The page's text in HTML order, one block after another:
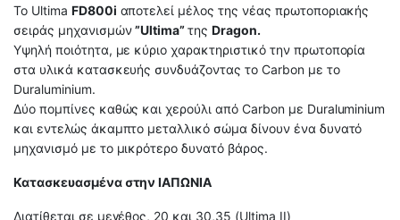
Το Ultima FD800i αποτελεί μέλος της νέας πρωτοποριακής
σειράς μηχανισμών”Ultima”τηςDragon.
Υψηλή ποιότητα, με κύριο χαρακτηριστικό την πρωτοπορία
στα υλικά κατασκευής συνδυάζοντας το Carbon με το
Duraluminium.
Δύο πομπίνες καθώς και χερούλι από Carbon με Duraluminium
και εντελώς άκαμπτο μεταλλικό σώμα δίνουν ένα δυνατό
μηχανισμό με το μικρότερο δυνατό βάρος.
Κατασκευασμένα στην ΙΑΠΩΝΙΑ
Διατίθεται σε μεγέθος, 20 και 30,35 (Ultima II)